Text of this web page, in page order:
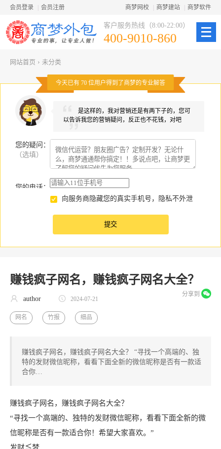
会员登录 会员注册 商梦网校 商梦建站 商梦软件
客户服务热线（8:00-22:00）
400-9010-860
网站首页 › 未分类
今天已有 70 位用户得到了商梦的专业解答
是这样的，我对营销还是有两下子的，您可
以告诉我您的营销疑问，反正也不花钱，对吧
您的疑问
（选填）
：
您的电话：
向服务商隐藏您的真实手机号，隐私不外泄
赚钱疯子网名，赚钱疯子网名大全？
分享到
author 2024-07-21
网名 竹报 细品
赚钱疯子网名，赚钱疯子网名大全？ “寻找一个高端的、独
特的发财微信昵称，看看下面全新的微信昵称是否有一款适
合你…
赚钱疯子网名，赚钱疯子网名大全？
“寻找一个高端的、独特的发财微信昵称，看看下面全新的微
信昵称是否有一款适合你！希望大家喜欢。”